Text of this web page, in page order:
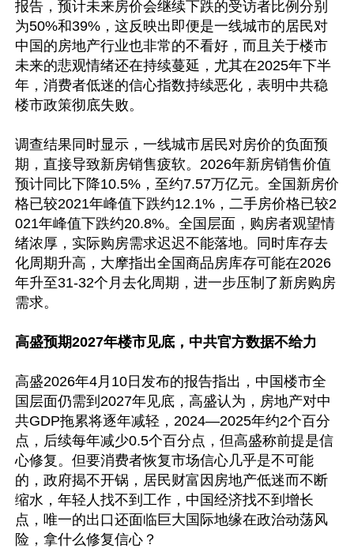
报告，预计未来房价会继续下跌的受访者比例分别
为50%和39%，这反映出即便是一线城市的居民对
中国的房地产行业也非常的不看好，而且关于楼市
未来的悲观情绪还在持续蔓延，尤其在2025年下半
年，消费者低迷的信心指数持续恶化，表明中共稳
楼市政策彻底失败。
调查结果同时显示，一线城市居民对房价的负面预
期，直接导致新房销售疲软。2026年新房销售价值
预计同比下降10.5%，至约7.57万亿元。全国新房价
格已较2021年峰值下跌约12.1%，二手房价格已较2
021年峰值下跌约20.8%。全国层面，购房者观望情
绪浓厚，实际购房需求迟迟不能落地。同时库存去
化周期升高，大摩指出全国商品房库存可能在2026
年升至31-32个月去化周期，进一步压制了新房购房
需求。
高盛预期2027年楼市见底，中共官方数据不给力
高盛2026年4月10日发布的报告指出，中国楼市全
国层面仍需到2027年见底，高盛认为，房地产对中
共GDP拖累将逐年减轻，2024—2025年约2个百分
点，后续每年减少0.5个百分点，但高盛称前提是信
心修复。但要消费者恢复市场信心几乎是不可能
的，政府揭不开锅，居民财富因房地产低迷而不断
缩水，年轻人找不到工作，中国经济找不到增长
点，唯一的出口还面临巨大国际地缘在政治动荡风
险，拿什么修复信心？